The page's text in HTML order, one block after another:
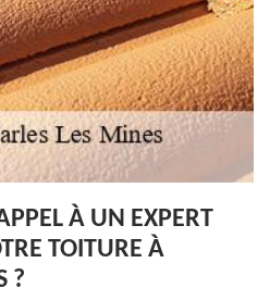
À UN EXPERT
TOITURE À
?